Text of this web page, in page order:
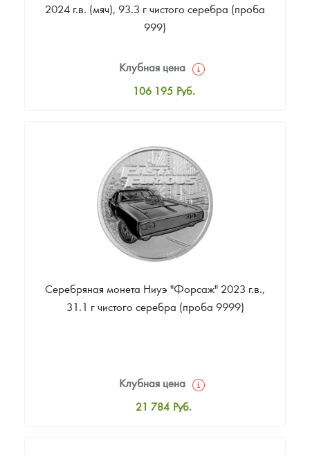
2024 г.в. (мяч), 93.3 г чистого серебра (проба
999)
Клубная цена
106 195 Руб.
Цена выкупа
Звоните
Серебряная монета Ниуэ "Форсаж" 2023 г.в.,
31.1 г чистого серебра (проба 9999)
Клубная цена
21 784 Руб.